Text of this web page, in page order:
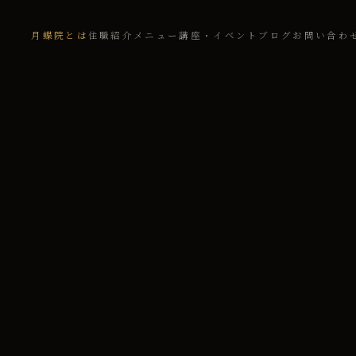
月蝶院とは住職紹介 メニュー講座・イベント ブログ お問い合わ